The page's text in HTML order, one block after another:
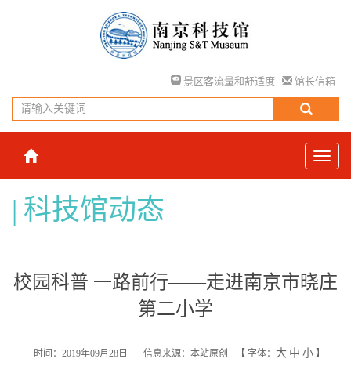
景区客流量和舒适度 馆长信箱
科技馆动态
校园科普 一路前行——走进南京市晓庄
第二小学
时间：2019年09月28日 信息来源：本站原创 【 字体： 大 中 小 】